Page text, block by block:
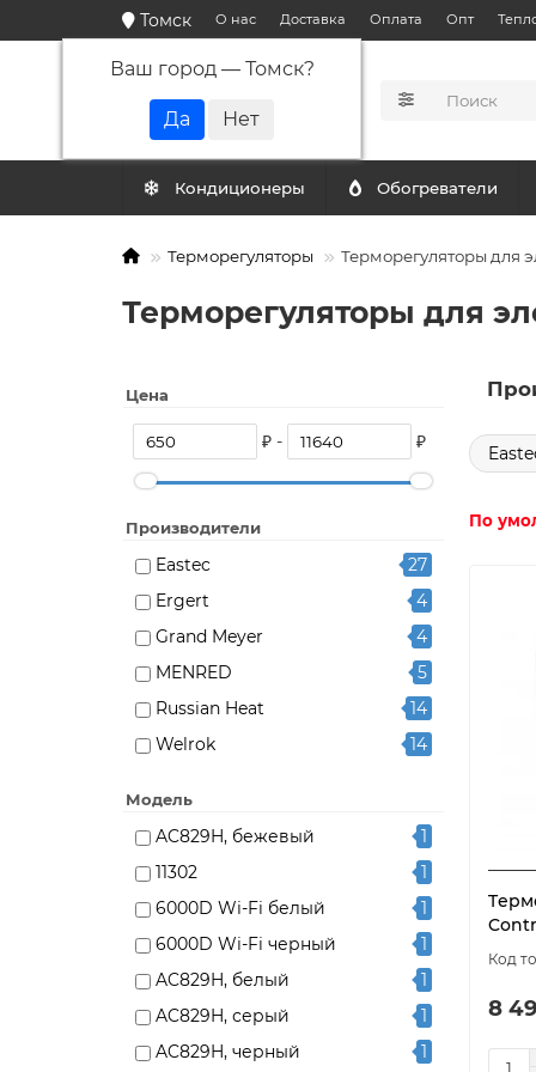
Томск
Ваш город — Томск?
О нас Доставка Оплата Опт
Кондиционеры Обогреватели
Терморегуляторы Терморегуляторы для
Терморегуляторы для
Цена
₽ - ₽
Производители
Eastec
27
Ergert
4
Grand Meyer
4
MENRED
5
Russian Heat
14
Welrok
14
Модель
AC829H, бежевый
1
11302
1
6000D Wi-Fi белый
1
6000D Wi-Fi черный
1
AC829H, белый
1
AC829H, серый
1
AC829H, черный
1
По
8